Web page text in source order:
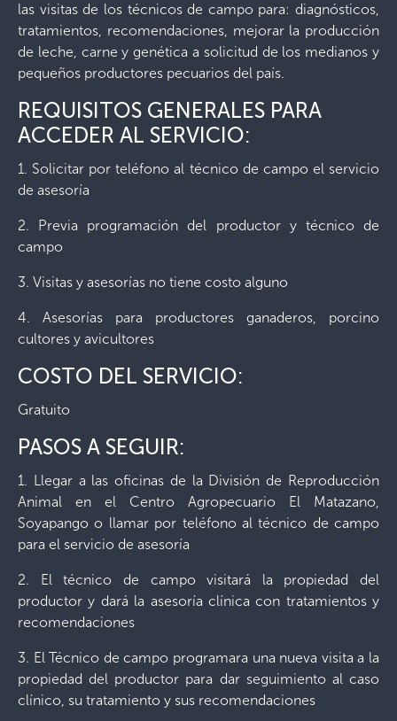
las visitas de los técnicos de campo para: diagnósticos,
tratamientos, recomendaciones, mejorar la producción
de leche, carne y genética a solicitud de los medianos y
pequeños productores pecuarios del país.
REQUISITOS GENERALES PARA
ACCEDER AL SERVICIO:
1. Solicitar por teléfono al técnico de campo el servicio
de asesoría
2. Previa programación del productor y técnico de
campo
3. Visitas y asesorías no tiene costo alguno
4. Asesorías para productores ganaderos, porcino
cultores y avicultores
COSTO DEL SERVICIO:
Gratuito
PASOS A SEGUIR:
1. Llegar a las oficinas de la División de Reproducción
Animal en el Centro Agropecuario El Matazano,
Soyapango o llamar por teléfono al técnico de campo
para el servicio de asesoría
2. El técnico de campo visitará la propiedad del
productor y dará la asesoría clínica con tratamientos y
recomendaciones
3. El Técnico de campo programara una nueva visita a la
propiedad del productor para dar seguimiento al caso
clínico, su tratamiento y sus recomendaciones